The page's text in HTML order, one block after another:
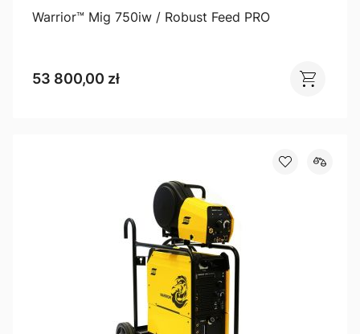
Warrior™ Mig 750iw / Robust Feed PRO
53 800,00 zł